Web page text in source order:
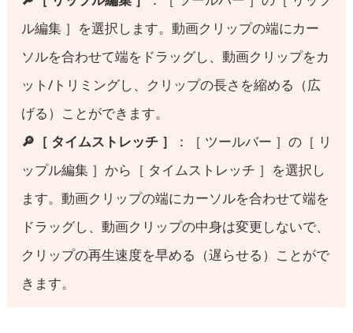
ル編集 ］を選択します。動画クリップの端にカー
ソルを合わせて端をドラッグし、動画クリップをカ
ット/トリミングし、クリップの長さを縮める（広
げる）ことができます。
🔎［ タイムストレッチ ］
：［ ツールバー ］の［ リ
ップル編集 ］から［ タイムストレッチ ］を選択し
ます。動画クリップの端にカーソルを合わせて端を
ドラッグし、動画クリップの中身は変更しないで、
クリップの再生速度を早める（遅らせる）ことがで
きます。